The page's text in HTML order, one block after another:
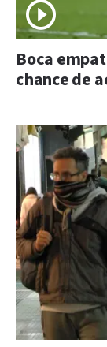
Boca
chance de